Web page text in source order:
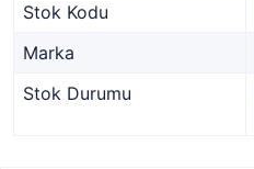
Stok Kodu
Marka
Stok Durumu